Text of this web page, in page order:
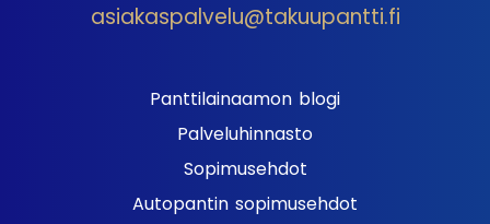
asiakaspalvelu@takuupantti.fi
Panttilainaamon blogi
Palveluhinnasto
Sopimusehdot
Autopantin sopimusehdot